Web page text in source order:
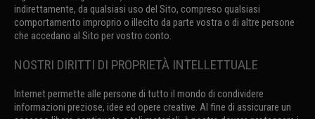
indirettamente, da qualsiasi uso del Sito, compreso qualsiasi
comportamento improprio o illecito da parte vostra o di altre persone
che accedano al Sito per vostro conto.
NOSTRI DIRITTI DI PROPRIETÀ INTELLETTUALE
Internet permette alle persone di tutto il mondo di condividere
informazioni preziose, idee ed opere creative. Al fine di assicurare un